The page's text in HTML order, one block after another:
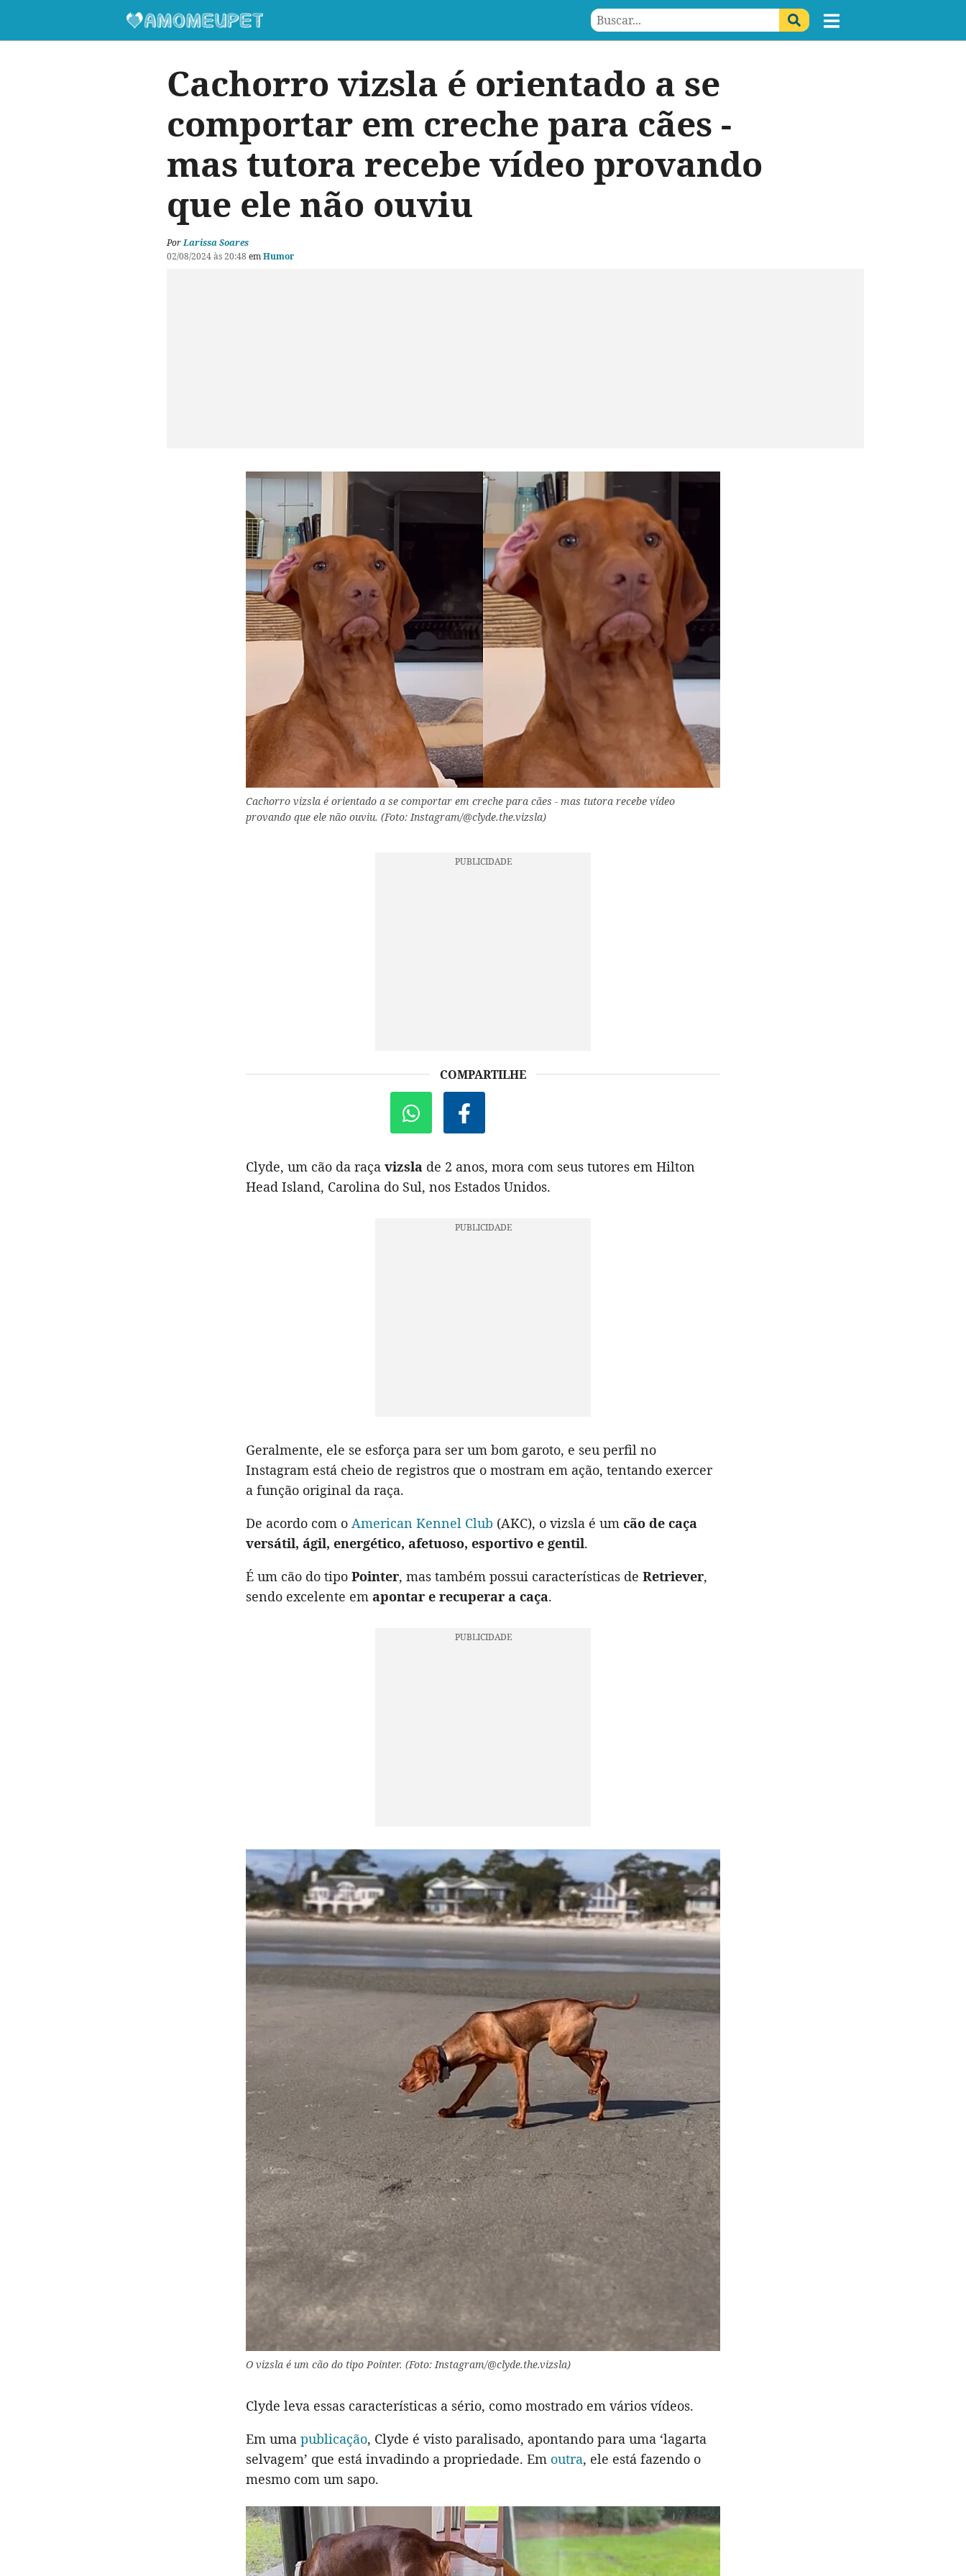
Cachorro vizsla é orientado a se
comportar em creche para cães -
mas tutora recebe vídeo provando
que ele não ouviu
PorLarissa Soares
02/08/2024 às 20:48 emHumor
Cachorro vizsla é orientado a se comportar em creche para cães - mas tutora recebe vídeo
provando que ele não ouviu. (Foto: Instagram/@clyde.the.vizsla)
COMPARTILHE
Clyde, um cão da raça vizsla de 2 anos, mora com seus tutores em Hilton
Head Island, Carolina do Sul, nos Estados Unidos.
Geralmente, ele se esforça para ser um bom garoto, e seu perfil no
Instagram está cheio de registros que o mostram em ação, tentando exercer
a função original da raça.
De acordo com o American Kennel Club (AKC), o vizsla é um cão de caça
versátil, ágil, energético, afetuoso, esportivo e gentil.
É um cão do tipo Pointer, mas também possui características de Retriever,
sendo excelente em apontar e recuperar a caça.
O vizsla é um cão do tipo Pointer. (Foto: Instagram/@clyde.the.vizsla)
Clyde leva essas características a sério, como mostrado em vários vídeos.
Em uma publicação, Clyde é visto paralisado, apontando para uma ‘lagarta
selvagem’ que está invadindo a propriedade. Em outra, ele está fazendo o
mesmo com um sapo.